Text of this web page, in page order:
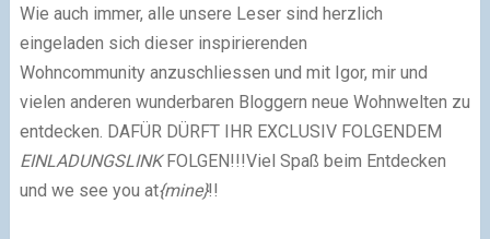
Wie auch immer, alle unsere Leser sind herzlich
eingeladen sich dieser inspirierenden
Wohncommunity anzuschliessen und mit Igor, mir und
vielen anderen wunderbaren Bloggern neue Wohnwelten zu
entdecken. DAFÜR DÜRFT IHR EXCLUSIV FOLGENDEM
EINLADUNGSLINKFOLGEN!!!Viel Spaß beim Entdecken
und we see you at{mine}!!